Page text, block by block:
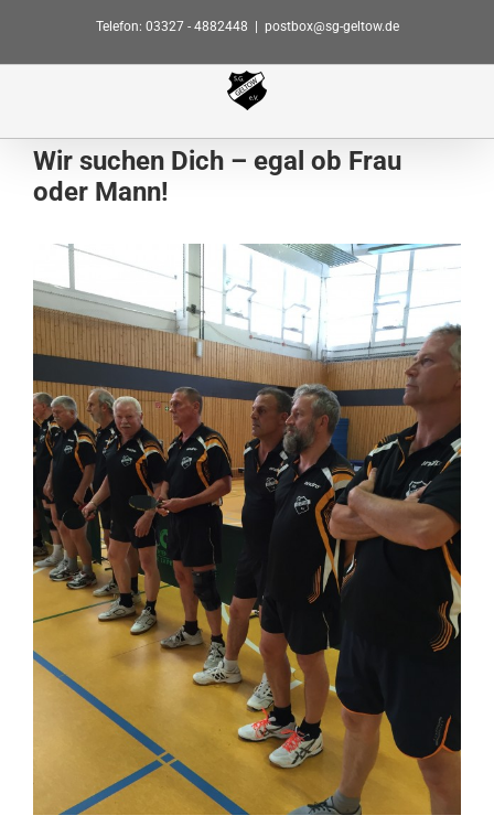
Telefon: 03327 - 4882448 postbox@sg-geltow.de
Wir suchen Dich – egal ob Frau
oder Mann!
Zeige
grösseres
Bild